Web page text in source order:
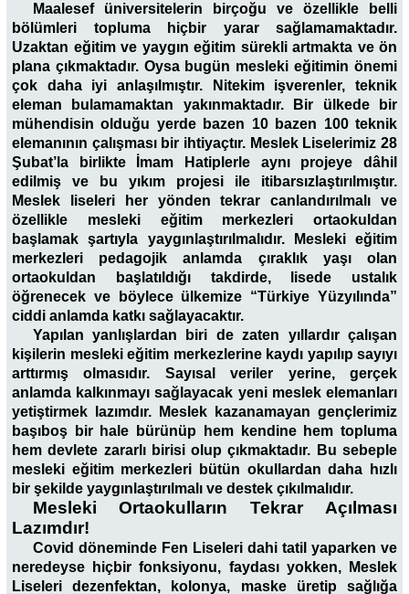
Maalesef üniversitelerin birçoğu ve özellikle belli
bölümleri topluma hiçbir yarar sağlamamaktadır.
Uzaktan eğitim ve yaygın eğitim sürekli artmakta ve ön
plana çıkmaktadır. Oysa bugün mesleki eğitimin önemi
çok daha iyi anlaşılmıştır. Nitekim işverenler, teknik
eleman bulamamaktan yakınmaktadır. Bir ülkede bir
mühendisin olduğu yerde bazen 10 bazen 100 teknik
elemanının çalışması bir ihtiyaçtır. Meslek Liselerimiz 28
Şubat’la birlikte İmam Hatiplerle aynı projeye dâhil
edilmiş ve bu yıkım projesi ile itibarsızlaştırılmıştır.
Meslek liseleri her yönden tekrar canlandırılmalı ve
özellikle mesleki eğitim merkezleri ortaokuldan
başlamak şartıyla yaygınlaştırılmalıdır. Mesleki eğitim
merkezleri pedagojik anlamda çıraklık yaşı olan
ortaokuldan başlatıldığı takdirde, lisede ustalık
öğrenecek ve böylece ülkemize “Türkiye Yüzyılında”
ciddi anlamda katkı sağlayacaktır.
Yapılan yanlışlardan biri de zaten yıllardır çalışan
kişilerin mesleki eğitim merkezlerine kaydı yapılıp sayıyı
arttırmış olmasıdır. Sayısal veriler yerine, gerçek
anlamda kalkınmayı sağlayacak yeni meslek elemanları
yetiştirmek lazımdır. Meslek kazanamayan gençlerimiz
başıboş bir hale bürünüp hem kendine hem topluma
hem devlete zararlı birisi olup çıkmaktadır. Bu sebeple
mesleki eğitim merkezleri bütün okullardan daha hızlı
bir şekilde yaygınlaştırılmalı ve destek çıkılmalıdır.
Mesleki Ortaokulların Tekrar Açılması
Lazımdır!
Covid döneminde Fen Liseleri dahi tatil yaparken ve
neredeyse hiçbir fonksiyonu, faydası yokken, Meslek
Liseleri dezenfektan, kolonya, maske üretip sağlığa